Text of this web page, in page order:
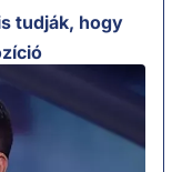
tudják, hogy